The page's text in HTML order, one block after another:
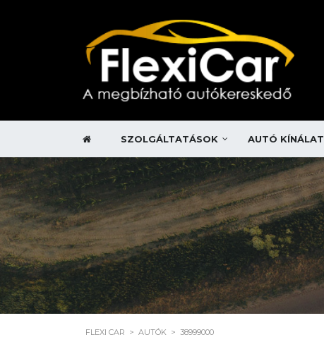
SZOLGÁLTATÁSOK AUTÓ KÍNÁLAT
FLEXI CAR > AUTÓK > 38999000